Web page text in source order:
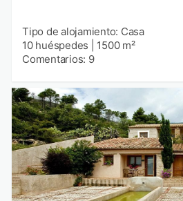
Tipo de alojamiento: Casa
10 huéspedes
1500 m²
Comentarios: 9